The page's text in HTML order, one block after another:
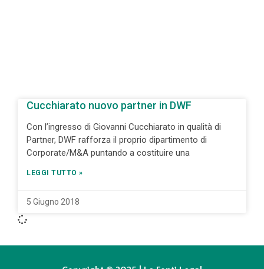
Cucchiarato nuovo partner in DWF
Con l’ingresso di Giovanni Cucchiarato in qualità di
Partner, DWF rafforza il proprio dipartimento di
Corporate/M&A puntando a costituire una
LEGGI TUTTO »
5 Giugno 2018